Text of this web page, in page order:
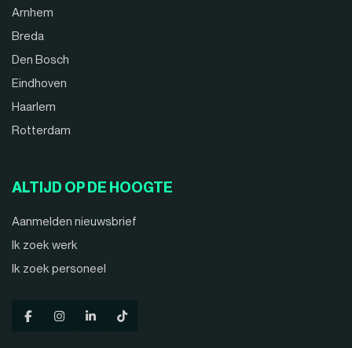
Arnhem
Breda
Den Bosch
Eindhoven
Haarlem
Rotterdam
ALTIJD OP DE HOOGTE
Aanmelden nieuwsbrief
Ik zoek werk
Ik zoek personeel